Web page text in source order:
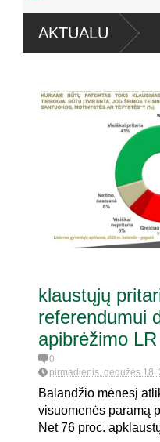
AKTUALU
klaustųjų
referendumui
apibrėžimo
0
pirmadienis, gegužės 18,
Balandžio mėnesį
visuomenės paramą
Net 76 proc.